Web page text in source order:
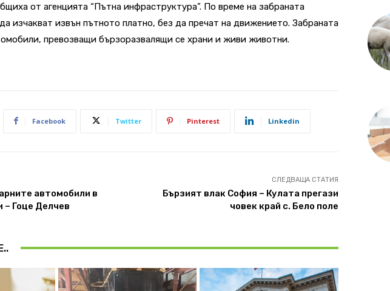
от агенцията “Пътна инфраструктура”. По време на забраната
изчакват извън пътното платно, без да пречат на движението. Забраната
превозващи бързоразвалящи се храни и живи животни.
Facebook Twitter Pinterest Linkedin
автомобили в
– Гоце Делчев
СЛЕДВАЩА СТАТИЯ
Бързият влак София – Кулата прегази
човек край с. Бело поле